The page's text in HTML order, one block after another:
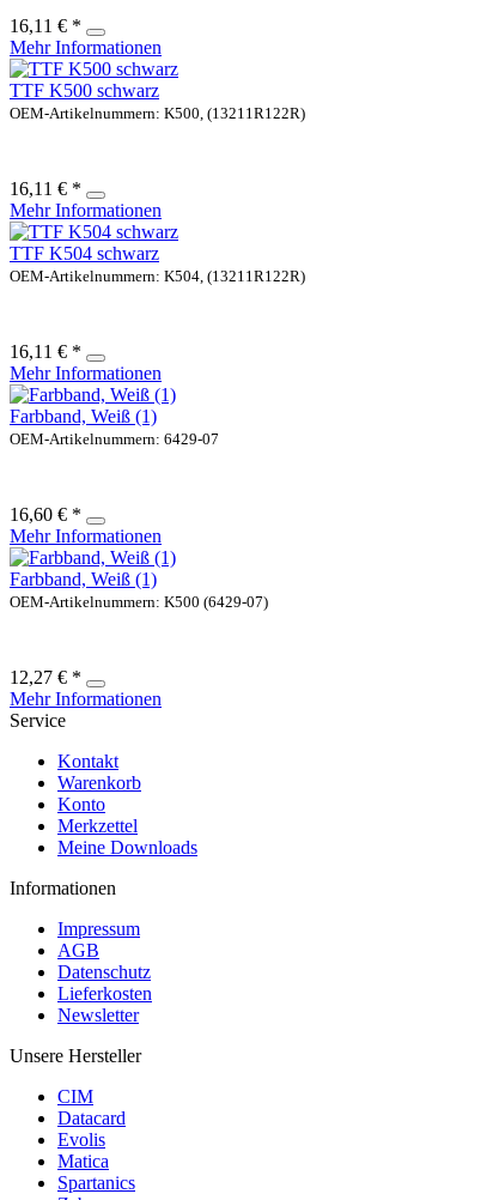
16,11 € *
Mehr Informationen
TTF K500 schwarz
OEM-Artikelnummern: K500, (13211R122R)
16,11 € *
Mehr Informationen
TTF K504 schwarz
OEM-Artikelnummern: K504, (13211R122R)
16,11 € *
Mehr Informationen
Farbband, Weiß (1)
OEM-Artikelnummern: 6429-07
16,60 € *
Mehr Informationen
Farbband, Weiß (1)
OEM-Artikelnummern: K500 (6429-07)
12,27 € *
Mehr Informationen
Service
Kontakt
Warenkorb
Konto
Merkzettel
Meine Downloads
Informationen
Impressum
AGB
Datenschutz
Lieferkosten
Newsletter
Unsere Hersteller
CIM
Datacard
Evolis
Matica
Spartanics